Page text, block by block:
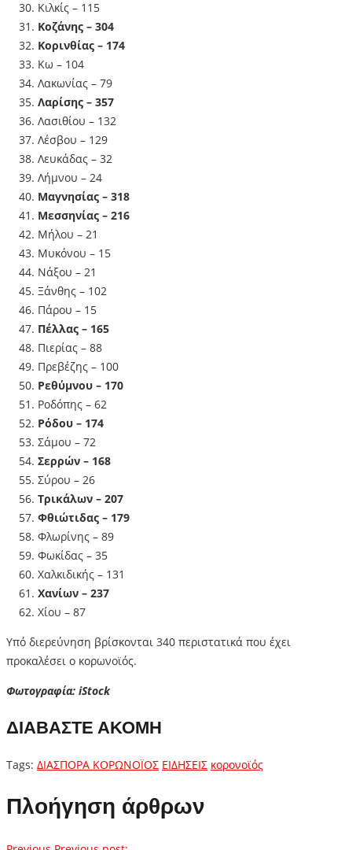
Κιλκίς – 115
Κοζάνης – 304
Κορινθίας – 174
Κω – 104
Λακωνίας – 79
Λαρίσης – 357
Λασιθίου – 132
Λέσβου – 129
Λευκάδας – 32
Λήμνου – 24
Μαγνησίας – 318
Μεσσηνίας – 216
Μήλου – 21
Μυκόνου – 15
Νάξου – 21
Ξάνθης – 102
Πάρου – 15
Πέλλας – 165
Πιερίας – 88
Πρεβέζης – 100
Ρεθύμνου – 170
Ροδόπης – 62
Ρόδου – 174
Σάμου – 72
Σερρών – 168
Σύρου – 26
Τρικάλων – 207
Φθιώτιδας – 179
Φλωρίνης – 89
Φωκίδας – 35
Χαλκιδικής – 131
Χανίων – 237
Χίου – 87
Υπό διερεύνηση βρίσκονται 340 περιστατικά που έχει
προκαλέσει ο κορωνοϊός.
Φωτογραφία: iStock
ΔΙΑΒΑΣΤΕ ΑΚΟΜΗ
Tags: ΔΙΑΣΠΟΡΑ ΚΟΡΩΝΟΪΟΣ ΕΙΔΗΣΕΙΣ κορονοϊός
Πλοήγηση άρθρων